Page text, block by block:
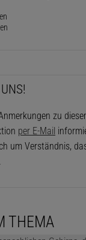
zu
per E-Mail
um Verständnis,
THEMA